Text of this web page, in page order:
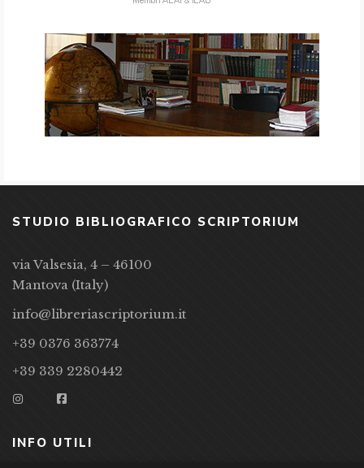
STUDIO BIBLIOGRAFICO SCRIPTORIUM
via Valsesia, 4 – 46100
Mantova (Italy)
info@libreriascriptorium.it
+39 0376 363774
+39 339 2280442
INFO UTILI